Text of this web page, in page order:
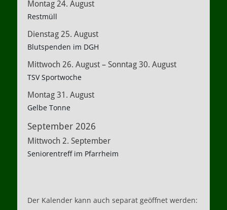
Montag 24. August
Restmüll
Dienstag 25. August
Blutspenden im DGH
Mittwoch 26. August – Sonntag 30. August
TSV Sportwoche
Montag 31. August
Gelbe Tonne
September 2026
Mittwoch 2. September
Seniorentreff im Pfarrheim
Der Kalender kann auch separat geöffnet werden: